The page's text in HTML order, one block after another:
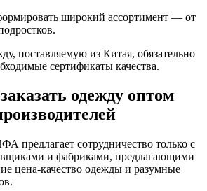
широкий ассортимент — от
поставляемую из Китая, обязательно
сертификаты качества.
одежду оптом
предлагает сотрудничество только с
и фабриками, предлагающими
цена-качество одежды и разумные